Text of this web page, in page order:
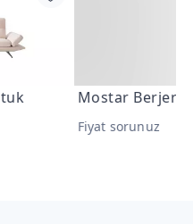
Mostar Berjer
Fiyat sorunuz